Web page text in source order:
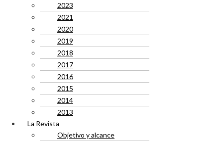
2023
2021
2020
2019
2018
2017
2016
2015
2014
2013
La Revista
Objetivo y alcance